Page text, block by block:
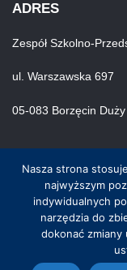
ADRES
Zespół Szkolno-
ul. Warszawska 697
05-083 Borzęcin Duży
© Wszystkie prawa
Nasza strona
najwyższym
indywidualnych
narzędzia do
dokonać